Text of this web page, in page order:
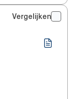
Vergelijken